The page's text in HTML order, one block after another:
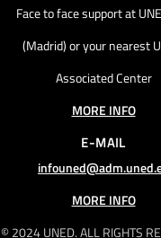
© 2024 UNED. ALL RIGHTS
Face to face support at
(Madrid) or your nearest
Associated Center
MORE INFO
E-MAIL
MORE INFO